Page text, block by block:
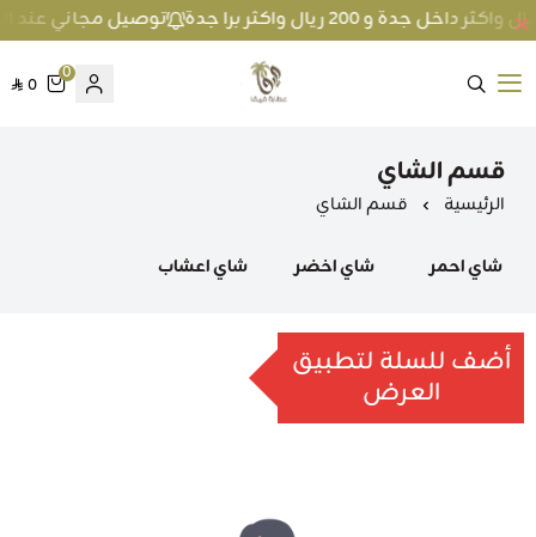
توصيل مجاني عند الطلب بمبلغ 100 ريال واكثر
متجر عطارة فيفا
0
0
قسم الشاي
الرئيسية قسم الشاي
شاي احمر شاي اخضر شاي اعشاب
أضف للسلة لتطبيق
العرض